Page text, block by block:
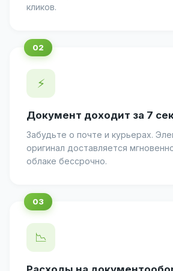
кликов.
⚡
Документ доходит за 7
Забудьте о почте и курьерах.
оригинал доставляется
облаке бессрочно.
📉